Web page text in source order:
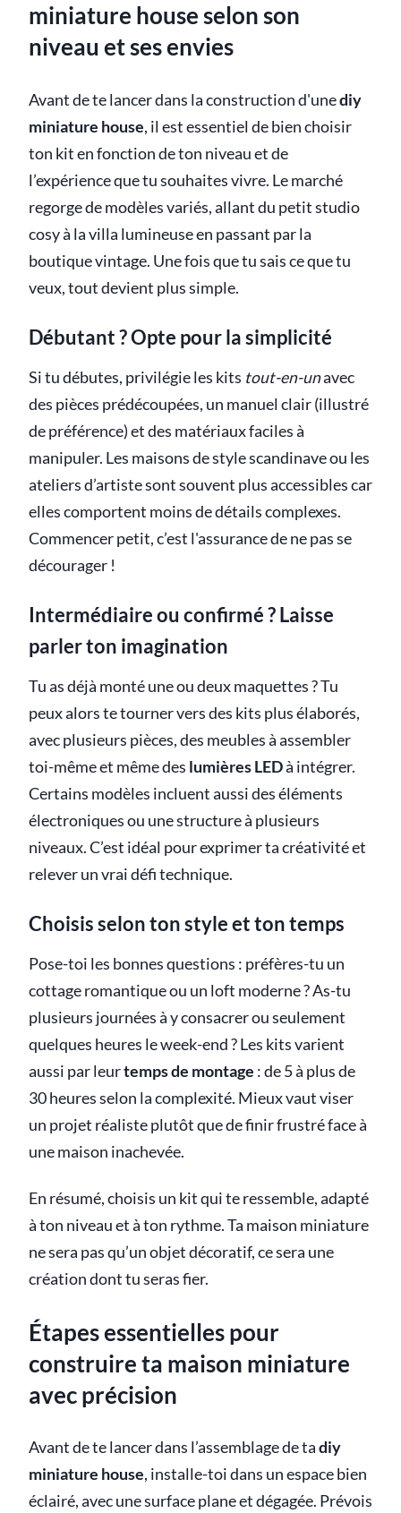
miniature house selon son
niveau et ses envies
Avant de te lancer dans la construction d'unediy
miniature house, il est essentiel de bien choisir
ton kit en fonction de ton niveau et de
l’expérience que tu souhaites vivre. Le marché
regorge de modèles variés, allant du petit studio
cosy à la villa lumineuse en passant par la
boutique vintage. Une fois que tu sais ce que tu
veux, tout devient plus simple.
Débutant ? Opte pour la simplicité
Si tu débutes, privilégie les kits tout-en-unavec
des pièces prédécoupées, un manuel clair (illustré
de préférence) et des matériaux faciles à
manipuler. Les maisons de style scandinave ou les
ateliers d’artiste sont souvent plus accessibles car
elles comportent moins de détails complexes.
Commencer petit, c’est l'assurance de ne pas se
décourager !
Intermédiaire ou confirmé ? Laisse
parler ton imagination
Tu as déjà monté une ou deux maquettes ? Tu
peux alors te tourner vers des kits plus élaborés,
avec plusieurs pièces, des meubles à assembler
toi-même et même des lumières LEDà intégrer.
Certains modèles incluent aussi des éléments
électroniques ou une structure à plusieurs
niveaux. C’est idéal pour exprimer ta créativité et
relever un vrai défi technique.
Choisis selon ton style et ton temps
Pose-toi les bonnes questions : préfères-tu un
cottage romantique ou un loft moderne ? As-tu
plusieurs journées à y consacrer ou seulement
quelques heures le week-end ? Les kits varient
aussi par leurtemps de montage : de 5 à plus de
30 heures selon la complexité. Mieux vaut viser
un projet réaliste plutôt que de finir frustré face à
une maison inachevée.
En résumé, choisis un kit qui te ressemble, adapté
à ton niveau et à ton rythme. Ta maison miniature
ne sera pas qu’un objet décoratif, ce sera une
création dont tu seras fier.
Étapes essentielles pour
construire ta maison miniature
avec précision
Avant de te lancer dans l’assemblage de tadiy
miniature house, installe-toi dans un espace bien
éclairé, avec une surface plane et dégagée. Prévois